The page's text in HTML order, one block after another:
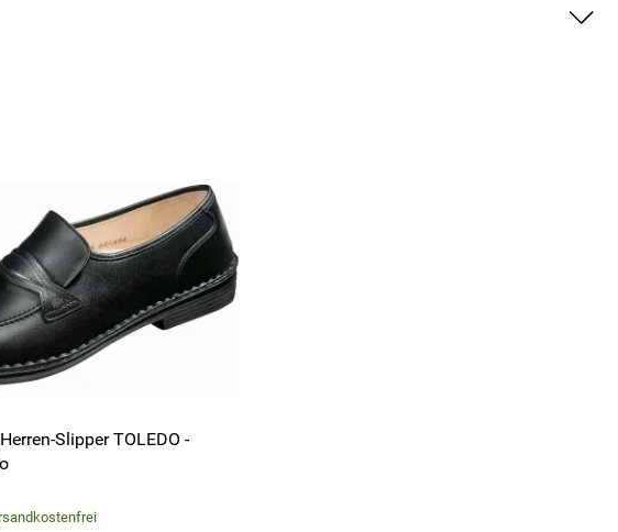
Kann ich bestens empfehlen.
Slipper TOLEDO -